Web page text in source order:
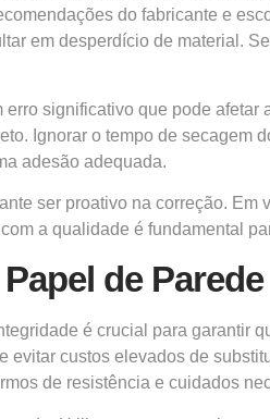
do fabricante e
em desperdício de material.
significativo que pode
Ignorar o tempo de
adesão adequada.
ser proativo na correção.
a qualidade é fundamental
de Parede
é crucial para garantir
custos elevados de
de resistência e cuidados